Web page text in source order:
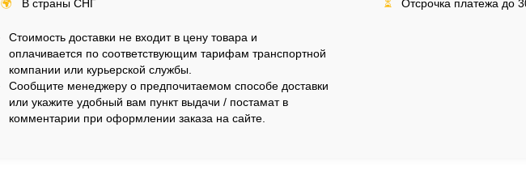
🌍 В страны СНГ
Стоимость доставки не входит в цену товара и
оплачивается по соответствующим тарифам транспортной
компании или курьерской службы.
Сообщите менеджеру о предпочитаемом способе доставки
или укажите удобный вам пункт выдачи / постамат в
комментарии при оформлении заказа на сайте.
⏳ Отсрочка платежа до